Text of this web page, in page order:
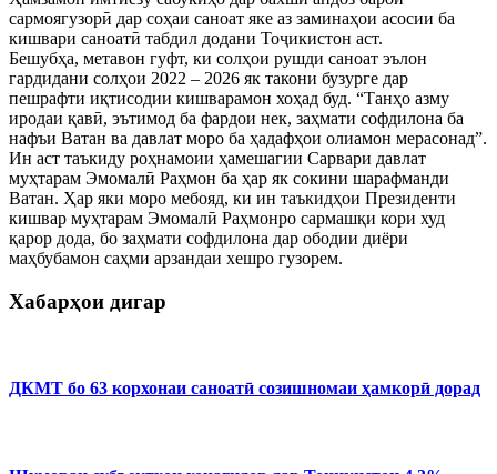
сармоягузорӣ дар соҳаи саноат яке аз заминаҳои асосии ба
кишвари саноатӣ табдил додани Тоҷикистон аст.
Бешубҳа, метавон гуфт, ки солҳои рушди саноат эълон
гардидани солҳои 2022 – 2026 як такони бузурге дар
пешрафти иқтисодии кишварамон хоҳад буд. “Танҳо азму
иродаи қавӣ, эътимод ба фардои нек, заҳмати софдилона ба
нафъи Ватан ва давлат моро ба ҳадафҳои олиамон мерасонад”.
Ин аст таъкиду роҳнамоии ҳамешагии Сарвари давлат
муҳтарам Эмомалӣ Раҳмон ба ҳар як сокини шарафманди
Ватан. Ҳар яки моро мебояд, ки ин таъкидҳои Президенти
кишвар муҳтарам Эмомалӣ Раҳмонро сармашқи кори худ
қарор дода, бо заҳмати софдилона дар ободии диёри
маҳбубамон саҳми арзандаи хешро гузорем.
Хабарҳои дигар
ДКМТ бо 63 корхонаи саноатӣ созишномаи ҳамкорӣ дорад